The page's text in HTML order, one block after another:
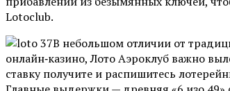
Lotoclub.
В небольшом отличии от
онлайн‑казино, Лото Аэроклуб важно
ставку получите и распишитесь